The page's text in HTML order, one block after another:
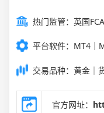
热门监管：英国
平台软件：MT4｜
交易品种：黄金｜
官方网址：